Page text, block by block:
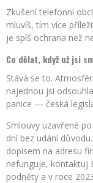
Zkušení telefonní
mluvíš, tím více
je spíš ochrana než
Co dělat, když už jsi
Stává se to.
najednou jsi
panice — česká
Smlouvy uzavřené
dní bez udání
dopisem na adresu
nefunguje, kontaktuj
podněty a v roce